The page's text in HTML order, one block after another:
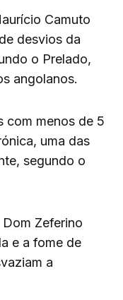
Camuto
desvios da
o Prelado,
angolanos.
com menos de 5
uma das
segundo o
Zeferino
e a fome de
a